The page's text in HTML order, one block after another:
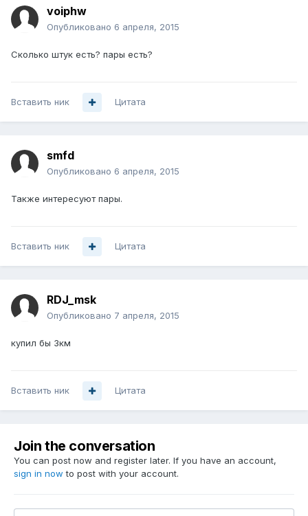
voiphw
Опубликовано 6 апреля, 2015
Сколько штук есть? пары есть?
Вставить ник Цитата
smfd
Опубликовано 6 апреля, 2015
Также интересуют пары.
Вставить ник Цитата
RDJ_msk
Опубликовано 7 апреля, 2015
купил бы 3км
Вставить ник Цитата
Join the conversation
You can post now and register later. If you have an account,
sign in now to post with your account.